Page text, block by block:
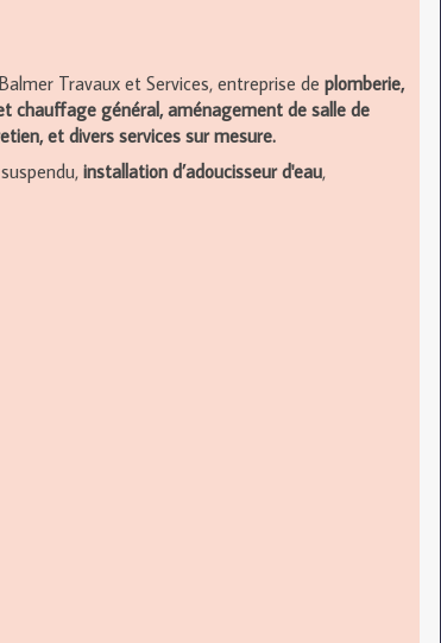
Travaux et Services, entreprise de plomberie,
chauffage général, aménagement de salle de
et divers services sur mesure.
installation d’adoucisseur d'eau,